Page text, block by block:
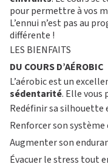
pour permettre à vos
L’ennui n’est pas au
différente !
LES BIENFAITS
DU COURS D’AÉROBIC
L’aérobic est un
sédentarité. Elle vous
Redéfinir sa silhouette
Renforcer son
Augmenter son
Évacuer le stress tout